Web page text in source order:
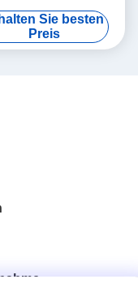
Titanrahmen
Sie besten
Preis